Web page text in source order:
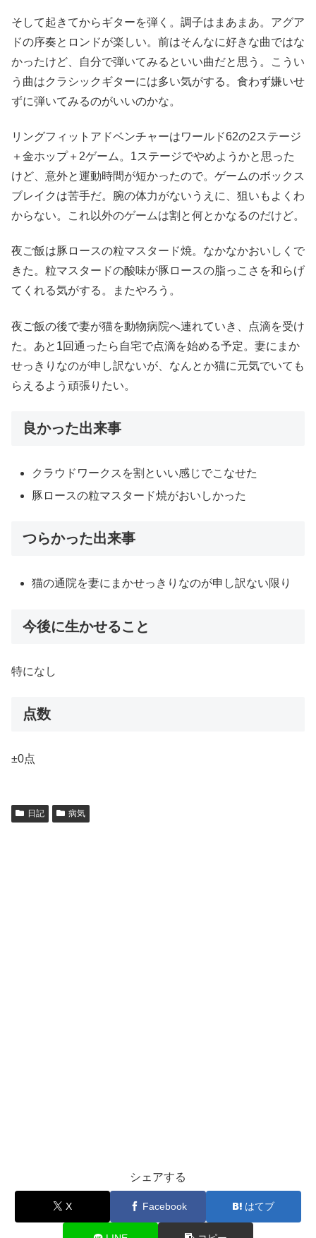
そして起きてからギターを弾く。調子はまあまあ。アグア
ドの序奏とロンドが楽しい。前はそんなに好きな曲ではな
かったけど、自分で弾いてみるといい曲だと思う。こうい
う曲はクラシックギターには多い気がする。食わず嫌いせ
ずに弾いてみるのがいいのかな。
リングフィットアドベンチャーはワールド62の2ステージ
＋金ホップ＋2ゲーム。1ステージでやめようかと思った
けど、意外と運動時間が短かったので。ゲームのボックス
ブレイクは苦手だ。腕の体力がないうえに、狙いもよくわ
からない。これ以外のゲームは割と何とかなるのだけど。
夜ご飯は豚ロースの粒マスタード焼。なかなかおいしくで
きた。粒マスタードの酸味が豚ロースの脂っこさを和らげ
てくれる気がする。またやろう。
夜ご飯の後で妻が猫を動物病院へ連れていき、点滴を受け
た。あと1回通ったら自宅で点滴を始める予定。妻にまか
せっきりなのが申し訳ないが、なんとか猫に元気でいても
らえるよう頑張りたい。
良かった出来事
クラウドワークスを割といい感じでこなせた
豚ロースの粒マスタード焼がおいしかった
つらかった出来事
猫の通院を妻にまかせっきりなのが申し訳ない限り
今後に生かせること
特になし
点数
±0点
日記 病気
シェアする
X Facebook はてブ